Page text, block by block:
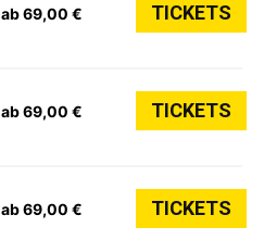
ab 69,00 € TICKETS
ab 69,00 € TICKETS
ab 69,00 € TICKETS